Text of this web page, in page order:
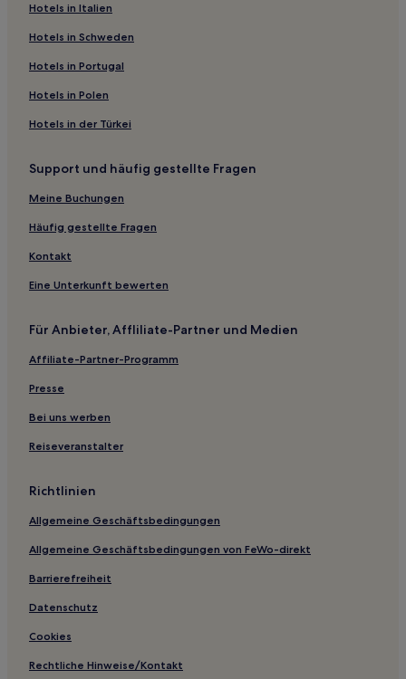
Haustierfreundliche in Dartford
Hotels mit Parkplatz in Dartford
Haustierfreundliche in Kent
Clacton-on-Sea
Günstige nahe Hatton Garden
Haustierfreundliche nahe Tankerton Beach
Familien nahe Tankerton Beach
Lgbtqia-Freundliche nahe Fleet Street
Stadtzentrum London: Hotels
Hotels nahe Bahnhof Stanford-le-Hope
Hotels in Italien
Hotels in Schweden
Hotels in Portugal
Hotels in Polen
Hotels in der Türkei
Support und häufig gestellte Fragen
Meine Buchungen
Häufig gestellte Fragen
Kontakt
Eine Unterkunft bewerten
Für Anbieter, Affliliate-Partner und Medien
Affiliate-Partner-Programm
Presse
Bei uns werben
Reiseveranstalter
Richtlinien
Allgemeine Geschäftsbedingungen
Allgemeine Geschäftsbedingungen von FeWo-direkt
Barrierefreiheit
Datenschutz
Cookies
Rechtliche Hinweise/Kontakt